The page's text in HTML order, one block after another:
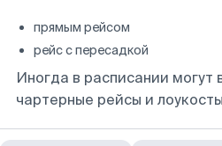
прямым рейсом
рейс с пересадкой
Иногда в расписании могут
чартерные рейсы и